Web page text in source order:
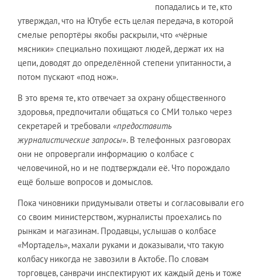
попадались и те, кто
утверждал, что на Ютубе есть целая передача, в которой
смелые репортёры якобы раскрыли, что «чёрные
мясники» специально похищают людей, держат их на
цепи, доводят до определённой степени упитанности, а
потом пускают «под нож».
В это время те, кто отвечает за охрану общественного
здоровья, предпочитали общаться со СМИ только через
секретарей и требовали «предоставить
журналистические запросы». В телефонных разговорах
они не опровергали информацию о колбасе с
человечиной, но и не подтверждали её. Что порождало
ещё больше вопросов и домыслов.
Пока чиновники придумывали ответы и согласовывали его
со своим министерством, журналисты проехались по
рынкам и магазинам. Продавцы, услышав о колбасе
«Мортадель», махали руками и доказывали, что такую
колбасу никогда не завозили в Актобе. По словам
торговцев, санврачи инспектируют их каждый день и тоже